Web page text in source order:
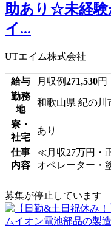
助あり☆未経験
イ...
UTエイム株式会社
給与 月収例271,530円
勤務
地
和歌山県 紀の川
寮・
社宅
あり
仕事
内容
≪月収27万円・
オペレーター・
募集が停止しています